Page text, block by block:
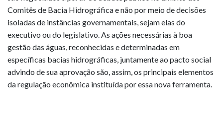
Comitês de Bacia Hidrográfica e não por meio de decisões
isoladas de instâncias governamentais, sejam elas do
executivo ou do legislativo. As ações necessárias à boa
gestão das águas, reconhecidas e determinadas em
específicas bacias hidrográficas, juntamente ao pacto social
advindo de sua aprovação são, assim, os principais elementos
da regulação econômica instituída por essa nova ferramenta.